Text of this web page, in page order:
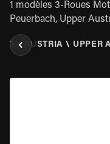
1 modèles 3-Roues
Peuerbach, Upper
\ AUSTRIA \ UPPER